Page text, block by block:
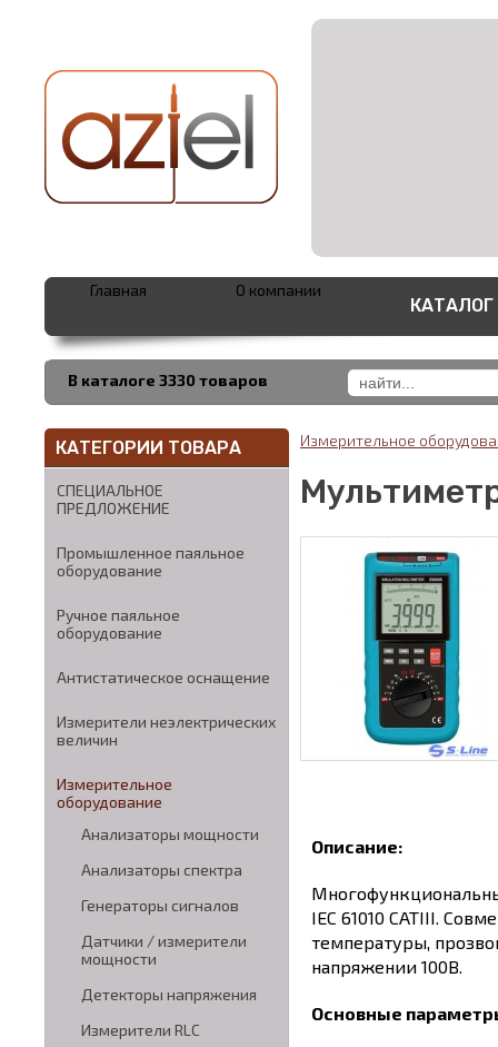
В каталоге 3330 товаров
Главная О компании
КАТАЛОГ
КАТЕГОРИИ ТОВАРА
СПЕЦИАЛЬНОЕ
ПРЕДЛОЖЕНИЕ
Промышленное паяльное
оборудование
Ручное паяльное
оборудование
Антистатическое оснащение
Измерители неэлектрических
величин
Измерительное
оборудование
Анализаторы мощности
Анализаторы спектра
Генераторы сигналов
Датчики / измерители
мощности
Детекторы напряжения
Измерители RLC
Измерительное
Описание:
IEC 61010 CATIII.
температуры,
напряжении 100В.
Основные